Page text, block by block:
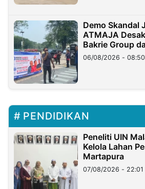
Demo Skandal
ATMAJA
Bakrie Group
06/08/2026 - 08:50
PENDIDIKAN
Peneliti UIN
Kelola Lahan
Martapura
07/08/2026 - 22:01